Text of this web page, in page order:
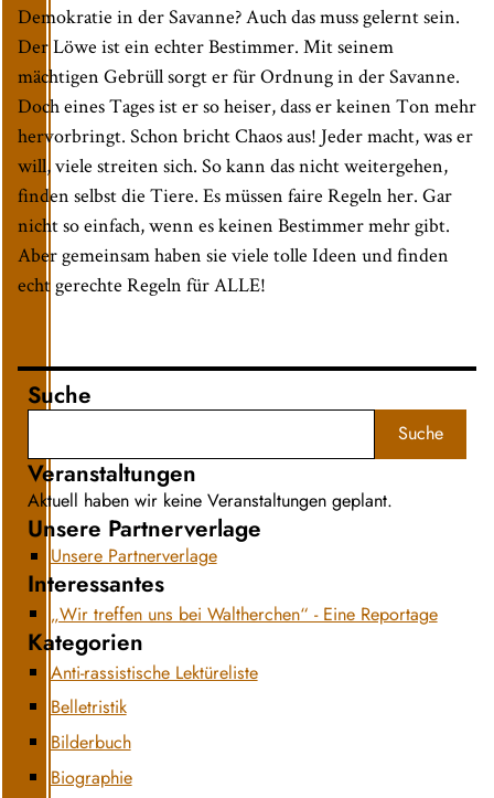
Demokratie in der Savanne? Auch das muss gelernt sein.
Der Löwe ist ein echter Bestimmer. Mit seinem
mächtigen Gebrüll sorgt er für Ordnung in der Savanne.
Doch eines Tages ist er so heiser, dass er keinen Ton mehr
hervorbringt. Schon bricht Chaos aus! Jeder macht, was er
will, viele streiten sich. So kann das nicht weitergehen,
finden selbst die Tiere. Es müssen faire Regeln her. Gar
nicht so einfach, wenn es keinen Bestimmer mehr gibt.
Aber gemeinsam haben sie viele tolle Ideen und finden
echt gerechte Regeln für ALLE!
Suche
Suche
Veranstaltungen
Aktuell haben wir keine Veranstaltungen geplant.
Unsere Partnerverlage
Unsere Partnerverlage
Interessantes
„Wir treffen uns bei Waltherchen“ - Eine Reportage
Kategorien
Anti-rassistische Lektüreliste
Belletristik
Bilderbuch
Biographie